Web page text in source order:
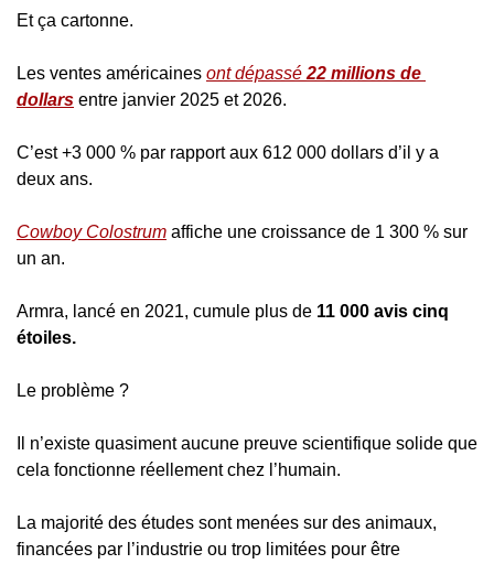
Et ça cartonne.
Les ventes américaines ont dépassé 22 millions de
dollars entre janvier 2025 et 2026.
C’est +3 000 % par rapport aux 612 000 dollars d’il y a
deux ans.
Cowboy Colostrum affiche une croissance de 1 300 % sur
un an.
Armra, lancé en 2021, cumule plus de 11 000 avis cinq
étoiles.
Le problème ?
Il n’existe quasiment aucune preuve scientifique solide que
cela fonctionne réellement chez l’humain.
La majorité des études sont menées sur des animaux,
financées par l’industrie ou trop limitées pour être